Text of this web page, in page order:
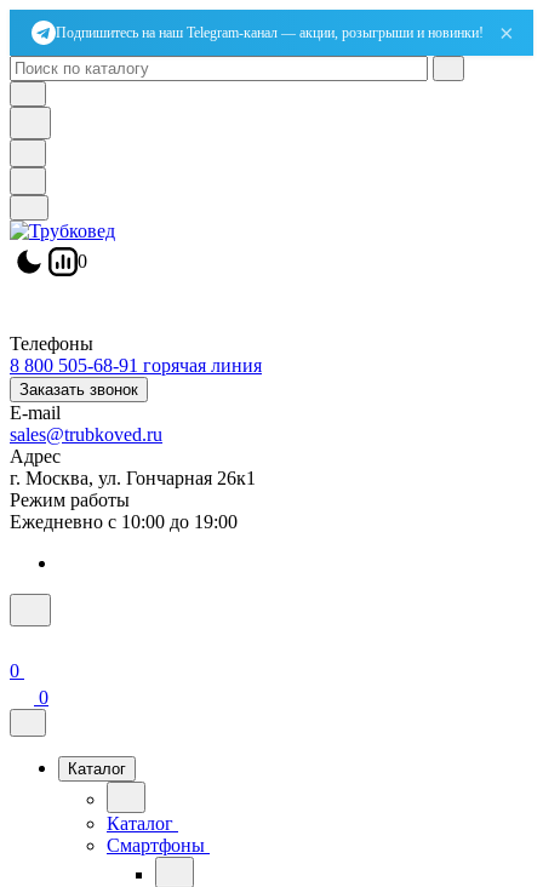
Подпишитесь на наш Telegram-канал — акции, розыгрыши и новинки! ×
0
Телефоны
8 800 505-68-91 горячая линия
Заказать звонок
E-mail
sales@trubkoved.ru
Адрес
г. Москва, ул. Гончарная 26к1
Режим работы
Ежедневно с 10:00 до 19:00
0
0
Каталог
Каталог
Смартфоны